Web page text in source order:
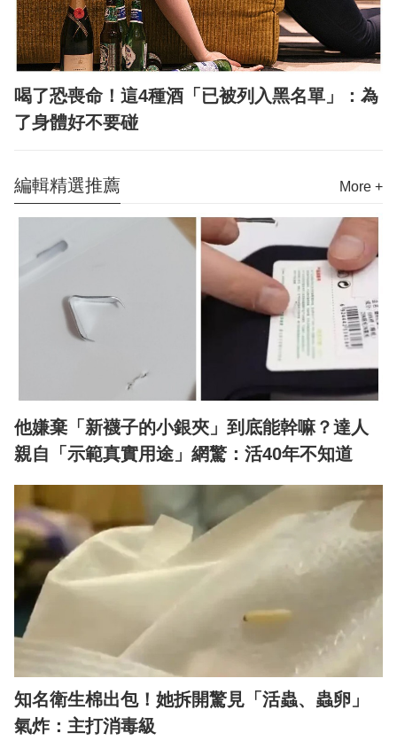
喝了恐喪命！這4種酒「已被列入黑名單」：為
了身體好不要碰
編輯精選推薦 More +
他嫌棄「新襪子的小銀夾」到底能幹嘛？達人
親自「示範真實用途」網驚：活40年不知道
知名衛生棉出包！她拆開驚見「活蟲、蟲卵」
氣炸：主打消毒級